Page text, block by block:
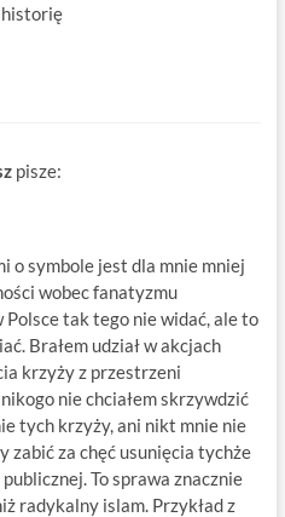
historię
pisze:
o symbole jest dla mnie mniej
wobec fanatyzmu
Polsce tak tego nie widać, ale to
Brałem udział w akcjach
krzyży z przestrzeni
nie chciałem skrzywdzić
tych krzyży, ani nikt mnie nie
zabić za chęć usunięcia tychże
To sprawa znacznie
radykalny islam. Przykład z